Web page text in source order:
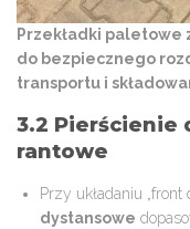
Przekładki paletowe
do bezpiecznego
transportu i
3.2 Pierścienie
rantowe
Przy układaniu „front
dystansowe